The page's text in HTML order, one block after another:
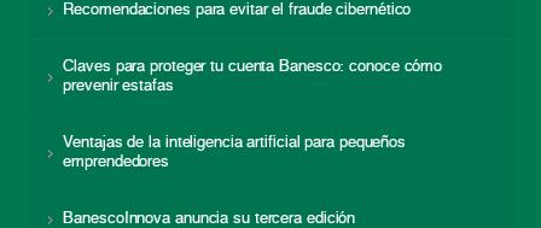
Recomendaciones para evitar el fraude cibernético
Claves para proteger tu cuenta Banesco: conoce cómo
prevenir estafas
Ventajas de la inteligencia artificial para pequeños
emprendedores
BanescoInnova anuncia su tercera edición